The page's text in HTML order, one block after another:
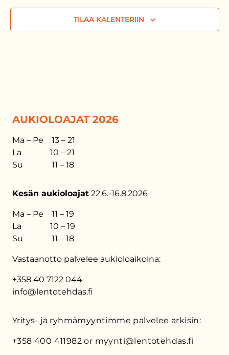
TILAA KALENTERIIN
AUKIOLOAJAT 2026
Ma – Pe 13 – 21
La 10 – 21
Su 11 – 18
Kesän aukioloajat 22.6.-16.8.2026
Ma – Pe 11 – 19
La 10 – 19
Su 11 – 18
Vastaanotto palvelee aukioloaikoina:
+358 40 7122 044
info@lentotehdas.fi
Yritys- ja ryhmämyyntimme palvelee arkisin:
+358 400 411982 or myynti@lentotehdas.fi